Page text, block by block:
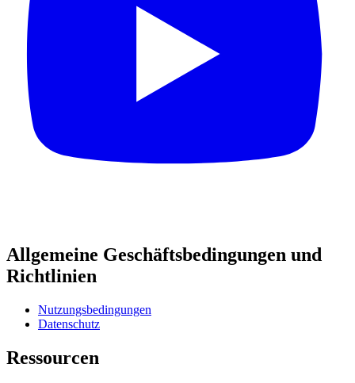
Allgemeine Geschäftsbedingungen und
Richtlinien
Nutzungsbedingungen
Datenschutz
Ressourcen